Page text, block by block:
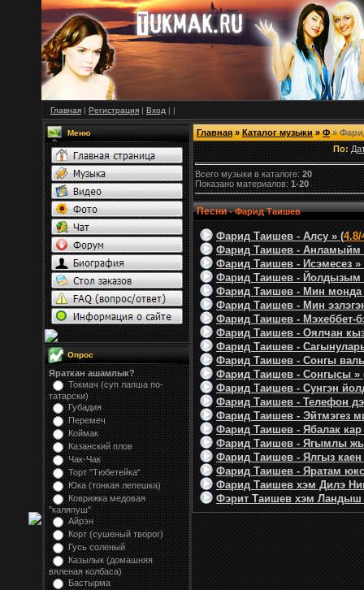
Главная | Регистрация | Вход | |
Меню
Опрос
Яраткан ашамлык?
Токмач (суп лапша по-
татарски)
Губадия
Перемеч
Коймак
Казанский плов
Чак-Чак
Торт "Тюбетейка"
Юка (тонкая лепешка)
Коврижка медовая
"каляпуш"
Айрэн
Корт (сушеный творог)
Гусь соленый
Казылык (домашняя
вяленая колбаса)
Бастырма
Главная»Каталог музыки»Ф»
По:
Всего музыки в каталоге:20
Показано материалов:1-20
Песни -Фарид Таишев
Фарид Таишев - Алсу » (4.8/
Фарид Таишев - Анламыйм
Фарид Таишев - Исэмесез »
Фарид Таишев - Йолдызым
Фарид Таишев - Мин монда
Фарид Таишев - Мин
Фарид Таишев - Мэхеббет-
Фарид Таишев - Оялчан
Фарид Таишев -
Фарид Таишев - Сонгы
Фарид Таишев - Сонгысы »
Фарид Таишев - Сунгэн
Фарид Таишев - Телефон
Фарид Таишев - Эйтмэгез
Фарид Таишев - Ябалак кар
Фарид Таишев - Ягымлы
Фарид Таишев - Ялгыз каен
Фарид Таишев - Яратам
Фарид Таишев хэм Дилэ
Фэрит Таишев хэм Ландыш